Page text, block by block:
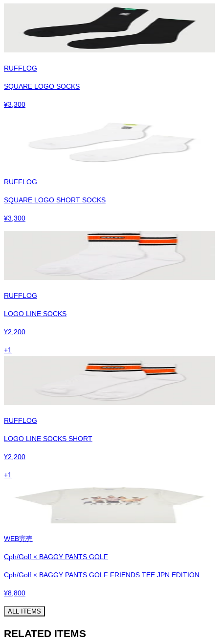
RUFFLOG
SQUARE LOGO SOCKS
¥3,300
RUFFLOG
SQUARE LOGO SHORT SOCKS
¥3,300
RUFFLOG
LOGO LINE SOCKS
¥2,200
+1
RUFFLOG
LOGO LINE SOCKS SHORT
¥2,200
+1
WEB完売
Cph/Golf × BAGGY PANTS GOLF
Cph/Golf × BAGGY PANTS GOLF FRIENDS TEE JPN EDITION
¥8,800
ALL ITEMS
RELATED ITEMS